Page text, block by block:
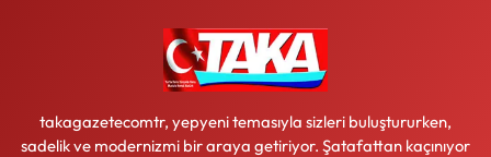
takagazetecomtr, yepyeni temasıyla sizleri buluştururken,
sadelik ve modernizmi bir araya getiriyor. Şatafattan kaçınıyor